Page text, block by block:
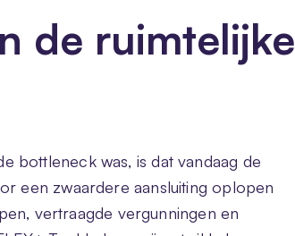
de ruimtelijke
bottleneck was, is dat vandaag de
een zwaardere aansluiting oplopen
vertraagde vergunningen en